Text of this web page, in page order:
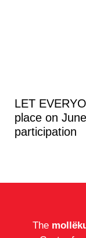
LET
place on
participation
The